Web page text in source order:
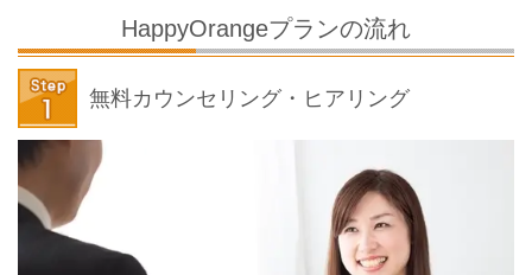
HappyOrangeプランの流れ
無料カウンセリング・ヒアリング